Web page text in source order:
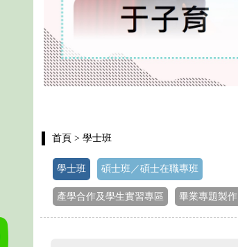
首頁 > 學士班
學士班 碩士班／碩士在職專班
產學合作及學生實習專區 畢業專題製作